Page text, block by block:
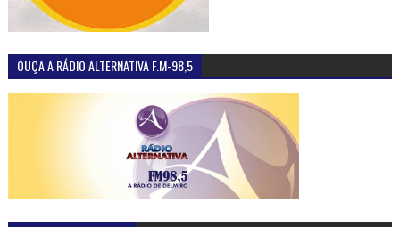
OUÇA A RÁDIO ALTERNATIVA F.M-98,5